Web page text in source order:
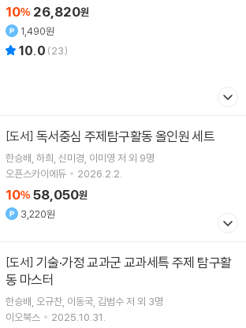
10% 26,820원
1,490원
10.0 (23)
[도서] 독서중심 주제탐구활동 올인원 세트
한승배 하희 신미경 이미영 저 외 9명
오픈스카이에듀
2026.2.2.
10% 58,050원
3,220원
[도서]
동 마스터
한승배 오규찬 이동국 김범수저 외 3명
이오북스
2025.10.31.